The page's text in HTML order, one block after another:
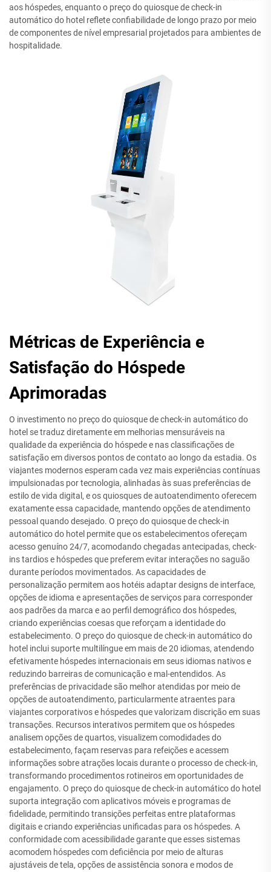
aos hóspedes, enquanto o preço do quiosque de check-in
automático do hotel reflete confiabilidade de longo prazo por meio
de componentes de nível empresarial projetados para ambientes de
hospitalidade.
Métricas de Experiência e
Satisfação do Hóspede
Aprimoradas
O investimento no preço do quiosque de check-in automático do
hotel se traduz diretamente em melhorias mensuráveis na
qualidade da experiência do hóspede e nas classificações de
satisfação em diversos pontos de contato ao longo da estadia. Os
viajantes modernos esperam cada vez mais experiências contínuas
impulsionadas por tecnologia, alinhadas às suas preferências de
estilo de vida digital, e os quiosques de autoatendimento oferecem
exatamente essa capacidade, mantendo opções de atendimento
pessoal quando desejado. O preço do quiosque de check-in
automático do hotel permite que os estabelecimentos ofereçam
acesso genuíno 24/7, acomodando chegadas antecipadas, check-
ins tardios e hóspedes que preferem evitar interações no saguão
durante períodos movimentados. As capacidades de
personalização permitem aos hotéis adaptar designs de interface,
opções de idioma e apresentações de serviços para corresponder
aos padrões da marca e ao perfil demográfico dos hóspedes,
criando experiências coesas que reforçam a identidade do
estabelecimento. O preço do quiosque de check-in automático do
hotel inclui suporte multilíngue em mais de 20 idiomas, atendendo
efetivamente hóspedes internacionais em seus idiomas nativos e
reduzindo barreiras de comunicação e mal-entendidos. As
preferências de privacidade são melhor atendidas por meio de
opções de autoatendimento, particularmente atraentes para
viajantes corporativos e hóspedes que valorizam discrição em suas
transações. Recursos interativos permitem que os hóspedes
analisem opções de quartos, visualizem comodidades do
estabelecimento, façam reservas para refeições e acessem
informações sobre atrações locais durante o processo de check-in,
transformando procedimentos rotineiros em oportunidades de
engajamento. O preço do quiosque de check-in automático do hotel
suporta integração com aplicativos móveis e programas de
fidelidade, permitindo transições perfeitas entre plataformas
digitais e criando experiências unificadas para os hóspedes. A
conformidade com acessibilidade garante que esses sistemas
acomodem hóspedes com deficiência por meio de alturas
ajustáveis de tela, opções de assistência sonora e modos de